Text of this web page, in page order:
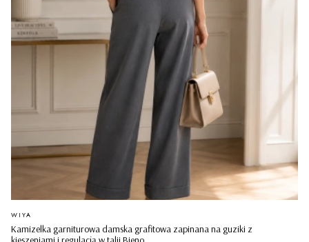
Kamizelka garniturowa damska grafitowa zapinana na guziki z
PRODUCENT
WIYA